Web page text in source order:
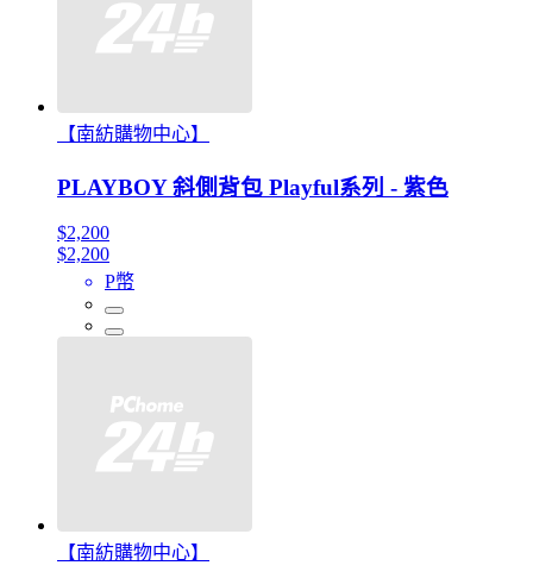
【南紡購物中心】
PLAYBOY 斜側背包 Playful系列 - 紫色
$2,200
$2,200
P幣
【南紡購物中心】